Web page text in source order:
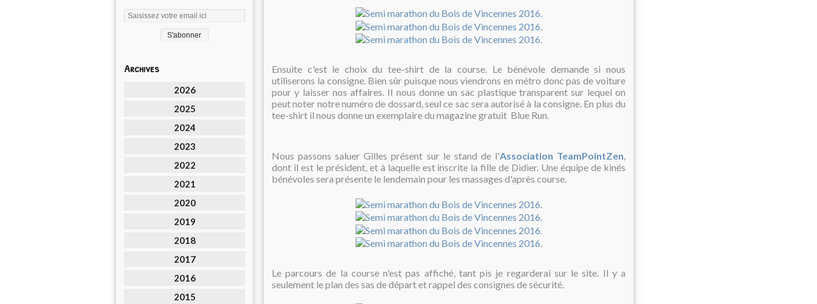
Archives
2026
2025
2024
2023
2022
2021
2020
2019
2018
2017
2016
2015
Ensuite c'est le choix du tee-shirt de la course. Le bénévole demande si nous
utiliserons la consigne. Bien sûr puisque nous viendrons en métro donc pas de voiture
pour y laisser nos affaires. Il nous donne un sac plastique transparent sur lequel on
peut noter notre numéro de dossard, seul ce sac sera autorisé à la consigne. En plus du
tee-shirt il nous donne un exemplaire du magazine gratuit Blue Run.
Nous passons saluer Gilles présent sur le stand de l'Association TeamPointZen,
dont il est le président, et à laquelle est inscrite la fille de Didier. Une équipe de kinés
bénévoles sera présente le lendemain pour les massages d'après course.
Le parcours de la course n'est pas affiché, tant pis je regarderai sur le site. Il y a
seulement le plan des sas de départ et rappel des consignes de sécurité.